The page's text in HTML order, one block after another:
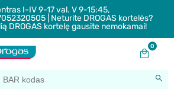
I-IV 9-17 val. V 9-15:45,
| Neturite DROGAS kortelės?
DROGAS kortelę gausite nemokamai!
0